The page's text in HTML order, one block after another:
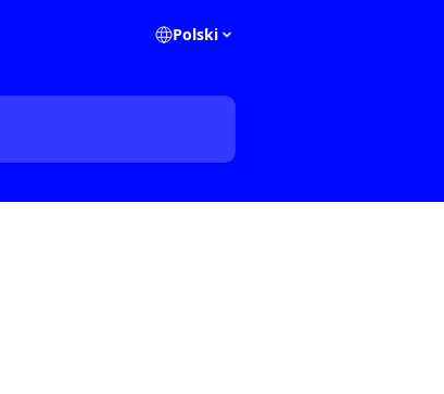
Polski